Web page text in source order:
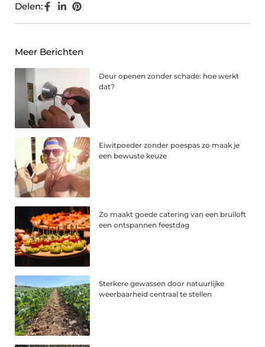
Delen:
Meer Berichten
Deur openen zonder schade: hoe werkt
dat?
Eiwitpoeder zonder poespas zo maak je
een bewuste keuze
Zo maakt goede catering van een bruiloft
een ontspannen feestdag
Sterkere gewassen door natuurlijke
weerbaarheid centraal te stellen